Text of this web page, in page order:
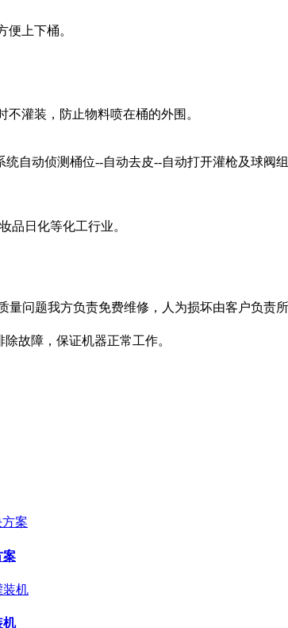
便上下桶。
灌装，防止物料喷在桶的外围。
自动侦测桶位--自动去皮--自动打开灌枪及球
品日化等化工行业。
问题我方负责免费维修，人为损坏由客户负责
故障，保证机器正常工作。
案
机